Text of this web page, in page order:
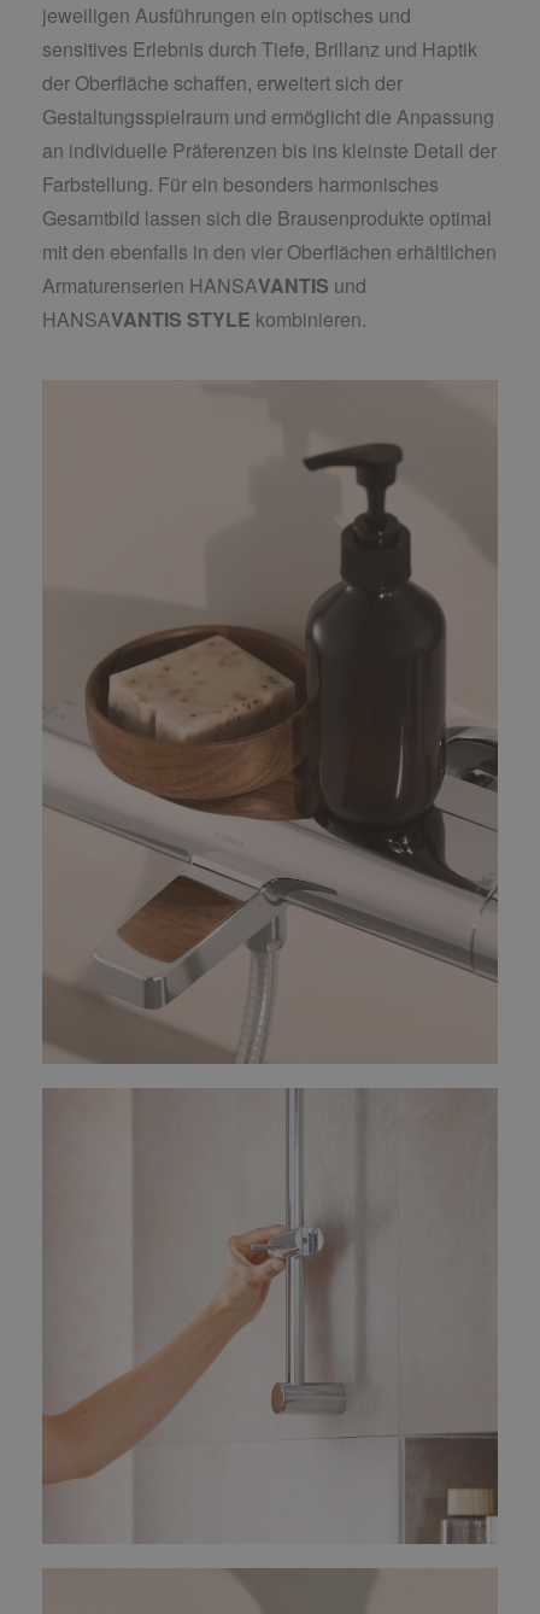
jeweiligen Ausführungen ein optisches und
sensitives Erlebnis durch Tiefe, Brillanz und Haptik
der Oberfläche schaffen, erweitert sich der
Gestaltungsspielraum und ermöglicht die Anpassung
an individuelle Präferenzen bis ins kleinste Detail der
Farbstellung. Für ein besonders harmonisches
Gesamtbild lassen sich die Brausenprodukte optimal
mit den ebenfalls in den vier Oberflächen erhältlichen
Armaturenserien HANSAVANTIS und
HANSAVANTIS STYLE kombinieren.